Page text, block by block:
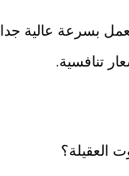
بسرعة عالية جدا
تنافسية.
العقيلة؟